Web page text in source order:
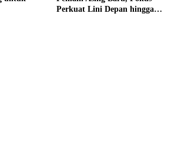
Perkuat Lini Depan hingga